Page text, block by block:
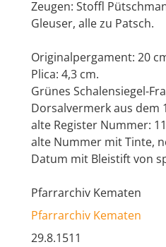
Zeugen: Stoffl
Gleuser, alle zu Patsch.
Originalpergament: 20
Plica: 4,3 cm.
Grünes Schalensiegel-
Dorsalvermerk aus dem
alte Register Nummer:
alte Nummer mit Tinte,
Datum mit Bleistift von
Pfarrarchiv Kematen
Pfarrarchiv Kematen
29.8.1511